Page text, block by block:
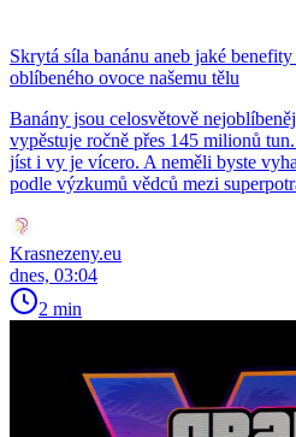
Skrytá síla banánu aneb jaké
oblíbeného ovoce našemu tělu
Banány jsou celosvětově
vypěstuje ročně přes 145 milionů
jíst i vy je vícero. A neměli byste
podle výzkumů vědců mezi
Krasnezeny.eu
dnes, 03:04
2 min